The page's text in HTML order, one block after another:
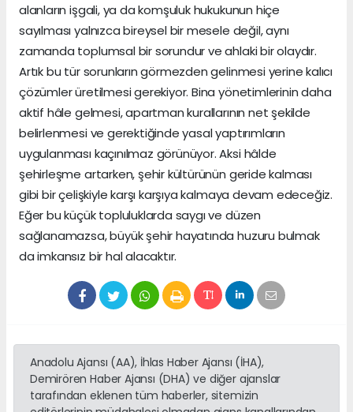
alanların işgali, ya da komşuluk hukukunun hiçe
sayılması yalnızca bireysel bir mesele değil, aynı
zamanda toplumsal bir sorundur ve ahlaki bir olaydır.
Artık bu tür sorunların görmezden gelinmesi yerine kalıcı
çözümler üretilmesi gerekiyor. Bina yönetimlerinin daha
aktif hâle gelmesi, apartman kurallarının net şekilde
belirlenmesi ve gerektiğinde yasal yaptırımların
uygulanması kaçınılmaz görünüyor. Aksi hâlde
şehirleşme artarken, şehir kültürünün geride kalması
gibi bir çelişkiyle karşı karşıya kalmaya devam edeceğiz.
Eğer bu küçük topluluklarda saygı ve düzen
sağlanamazsa, büyük şehir hayatında huzuru bulmak
da imkansız bir hal alacaktır.
Anadolu Ajansı (AA), İhlas Haber Ajansı (İHA),
Demirören Haber Ajansı (DHA) ve diğer ajanslar
tarafından eklenen tüm haberler, sitemizin